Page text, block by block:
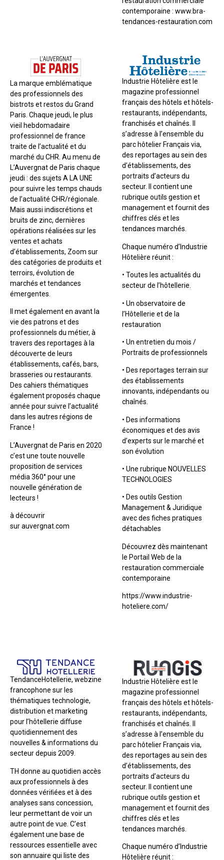
contemporaine : www.bra-
tendances-restauration.com
La marque emblématique
des professionnels des
bistrots et restos du Grand
Paris. Chaque jeudi, le plus
vieil hebdomadaire
professionnel de france
traite de l’actualité et du
marché du CHR. Au menu de
L’Auvergnat de Paris chaque
jeudi : des sujets A LA UNE
pour suivre les temps chauds
de l’actualité CHR/régionale.
Mais aussi indiscrétions et
bruits de zinc, dernières
opérations réalisées sur les
ventes et achats
d’établissements, Zoom sur
des catégories de produits et
terroirs, évolution de
marchés et tendances
émergentes.
Il met également en avant la
vie des patrons et des
professionnels du métier, à
travers des reportages à la
découverte de leurs
établissements, cafés, bars,
brasseries ou restaurants.
Des cahiers thématiques
également proposés chaque
année pour suivre l’actualité
dans les autres régions de
France !
L’Auvergnat de Paris en 2020
c’est une toute nouvelle
proposition de services
média 360° pour une
nouvelle génération de
lecteurs !
à découvrir
sur auvergnat.com
Industrie Hôtelière est le
magazine professionnel
français des hôtels et hôtels-
restaurants, indépendants,
franchisés et chaînés. Il
s’adresse à l’ensemble du
parc hôtelier Français via,
des reportages au sein des
d’établissements, des
portraits d’acteurs du
secteur. Il contient une
rubrique outils gestion et
management et fournit des
chiffres clés et les
tendances marchés.
Chaque numéro d’Industrie
Hôtelière réunit :
• Toutes les actualités du
secteur de l’hôtellerie.
• Un observatoire de
l’Hôtellerie et de la
restauration
• Un entretien du mois /
Portraits de professionnels
• Des reportages terrain sur
des établissements
innovants, indépendants ou
chaînés.
• Des informations
économiques et des avis
d’experts sur le marché et
son évolution
• Une rubrique NOUVELLES
TECHNOLOGIES
• Des outils Gestion
Management & Juridique
avec des fiches pratiques
détachables
Découvrez dès maintenant
le Portail Web de la
restauration commerciale
contemporaine
https://www.industrie-
hoteliere.com/
TendanceHotellerie, webzine
francophone sur les
thématiques technologie,
distribution et marketing
pour l’hôtellerie diﬀuse
quotidiennement des
nouvelles & informations du
secteur depuis 2009.
TH donne au quotidien accès
aux professionnels à des
données vériﬁées et à des
analyses sans concession,
leur permettant de voir un
autre point de vue. C’est
également une base de
ressources essentielle avec
son annuaire qui liste des
Industrie Hôtelière est le
magazine professionnel
français des hôtels et hôtels-
restaurants, indépendants,
franchisés et chaînés. Il
s’adresse à l’ensemble du
parc hôtelier Français via,
des reportages au sein des
d’établissements, des
portraits d’acteurs du
secteur. Il contient une
rubrique outils gestion et
management et fournit des
chiffres clés et les
tendances marchés.
Chaque numéro d’Industrie
Hôtelière réunit :